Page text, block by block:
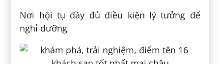
Nơi hội tụ đầy đủ điều kiện lý tưởng để
nghỉ dưỡng